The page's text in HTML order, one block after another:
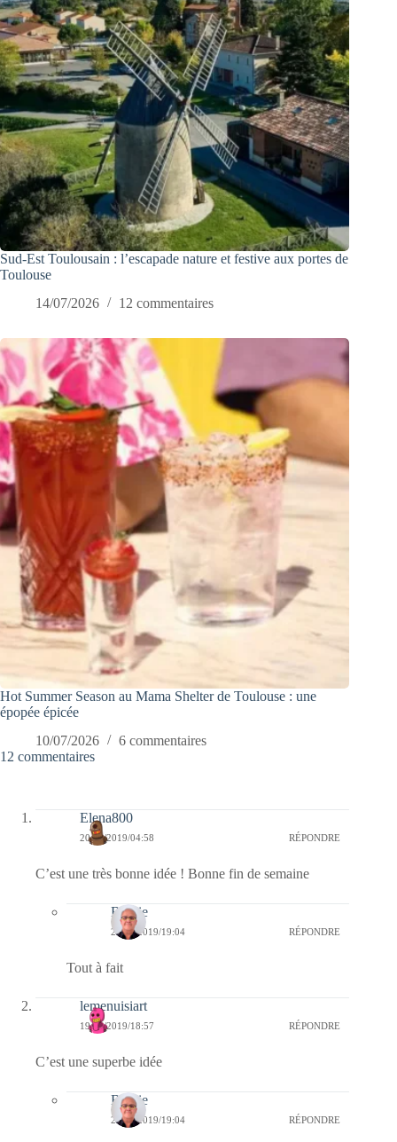
Sud-Est Toulousain : l’escapade nature et festive aux portes de
Toulouse
14/07/2026
12 commentaires
Hot Summer Season au Mama Shelter de Toulouse : une
épopée épicée
10/07/2026
6 commentaires
12 commentaires
Elena800
20/12/2019/04:58 RÉPONDRE
C’est une très bonne idée ! Bonne fin de semaine
Bernie
20/12/2019/19:04 RÉPONDRE
Tout à fait
lemenuisiart
19/12/2019/18:57 RÉPONDRE
C’est une superbe idée
Bernie
20/12/2019/19:04 RÉPONDRE